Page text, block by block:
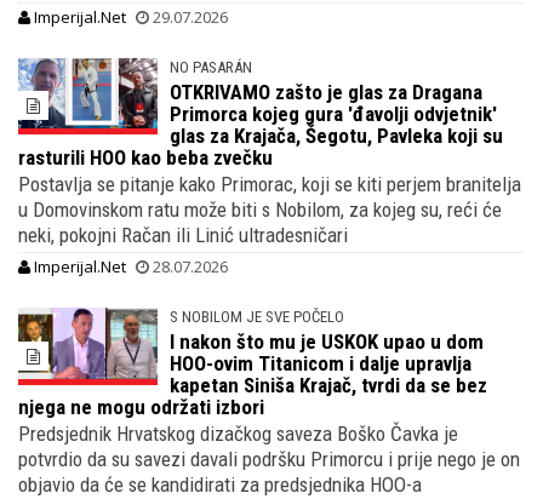
Imperijal.Net 29.07.2026
NO PASARÁN
OTKRIVAMO zašto je glas za Dragana
Primorca kojeg gura 'đavolji odvjetnik'
glas za Krajača, Šegotu, Pavleka koji su
rasturili HOO kao beba zvečku
Postavlja se pitanje kako Primorac, koji se kiti perjem branitelja
u Domovinskom ratu može biti s Nobilom, za kojeg su, reći će
neki, pokojni Račan ili Linić ultradesničari
Imperijal.Net 28.07.2026
S NOBILOM JE SVE POČELO
I nakon što mu je USKOK upao u dom
HOO-ovim Titanicom i dalje upravlja
kapetan Siniša Krajač, tvrdi da se bez
njega ne mogu održati izbori
Predsjednik Hrvatskog dizačkog saveza Boško Čavka je
potvrdio da su savezi davali podršku Primorcu i prije nego je on
objavio da će se kandidirati za predsjednika HOO-a